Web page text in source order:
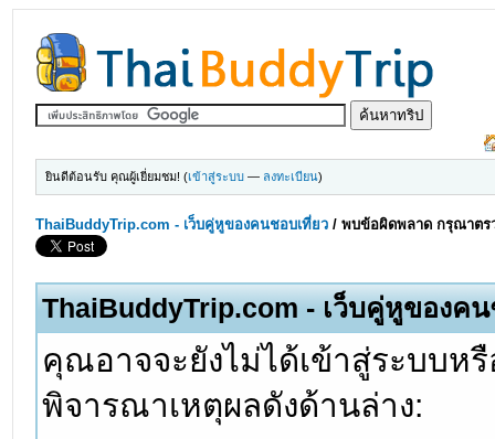
ยินดีต้อนรับ คุณผู้เยี่ยมชม! (เข้าสู่ระบบ — ลงทะเบียน)
ThaiBuddyTrip.com - เว็บคู่หูของคนชอบเที่ยว /พบข้อผิดพลาด กรุณาตร
ThaiBuddyTrip.com - เว็บคู่หูของค
คุณอาจจะยังไม่ได้เข้าสู่ระบบ
พิจารณาเหตุผลดังด้านล่าง: